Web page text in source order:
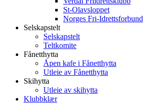
St-Olavsloppet
Norges Fri-Idrettsforbund
Selskapstelt
Selskapstelt
Teltkomite
Fånetthytta
Åpen kafe i Fånetthytta
Utleie av Fånetthytta
Skihytta
Utleie av skihytta
Klubbklær